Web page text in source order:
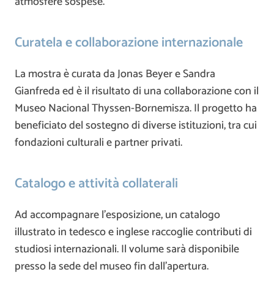
Curatela e collaborazione internazionale
La mostra è curata daJonas BeyereSandra
Gianfredaed è il risultato di una collaborazione con il
Museo Nacional Thyssen-Bornemisza. Il progetto ha
beneficiato del sostegno di diverse istituzioni, tra cui
fondazioni culturali e partner privati.
Catalogo e attività collaterali
Ad accompagnare l’esposizione, un catalogo
illustrato in tedesco e inglese raccoglie contributi di
studiosi internazionali. Il volume sarà disponibile
presso la sede del museo fin dall’apertura.